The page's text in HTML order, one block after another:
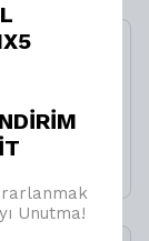
Unutma!